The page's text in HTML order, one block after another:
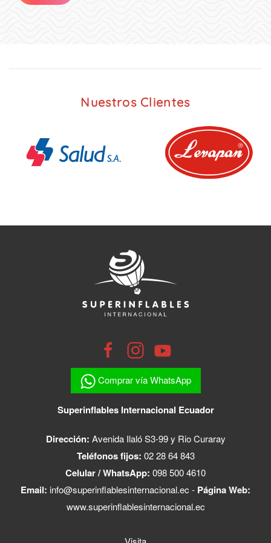
Nuestros Clientes
Comprar vía WhatsApp
Superinflables Internacional Ecuador
Dirección: Avenida Ilaló S3-99 y Rio Curaray
Teléfonos fijos: 02 28 64 843
Celular / WhatsApp: 098 500 4610
Email: info@superinflablesinternacional.ec - Página Web:
www.superinflablesinternacional.ec